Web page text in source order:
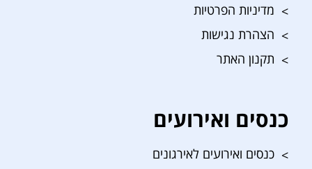
מדיניות הפרטיות
הצהרת נגישות
תקנון האתר
כנסים ואירועים
כנסים ואירועים לאירגונים